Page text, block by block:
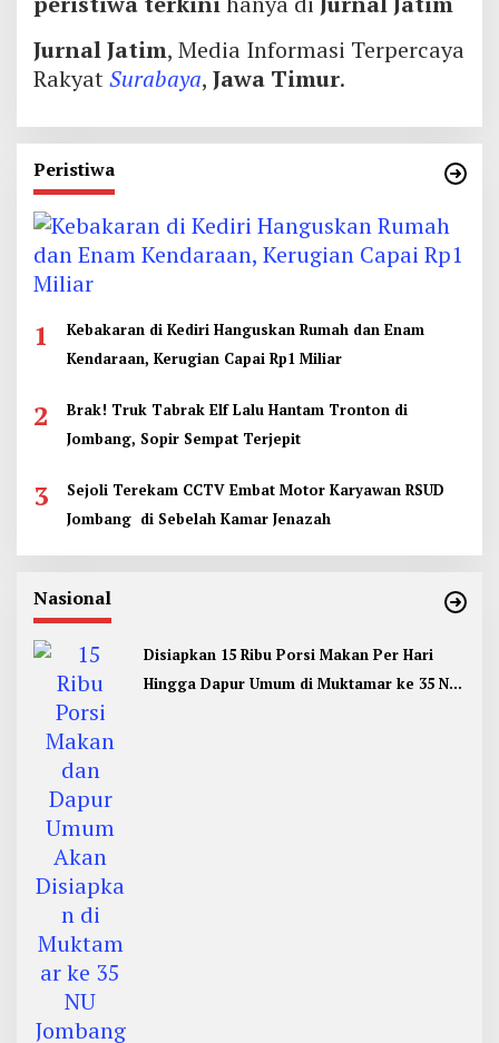
Jurnal Jatim, Media Informasi Terpercaya
RakyatSurabaya, Jawa Timur.
Peristiwa
1
Kebakaran di Kediri Hanguskan Rumah dan Enam
Kendaraan, Kerugian Capai Rp1 Miliar
2
Brak! Truk Tabrak Elf Lalu Hantam Tronton di
Jombang, Sopir Sempat Terjepit
3
Sejoli Terekam CCTV Embat Motor Karyawan RSUD
Jombang di Sebelah Kamar Jenazah
Nasional
Disiapkan 15 Ribu Porsi Makan Per Hari
Hingga Dapur Umum di Muktamar ke 35 NU